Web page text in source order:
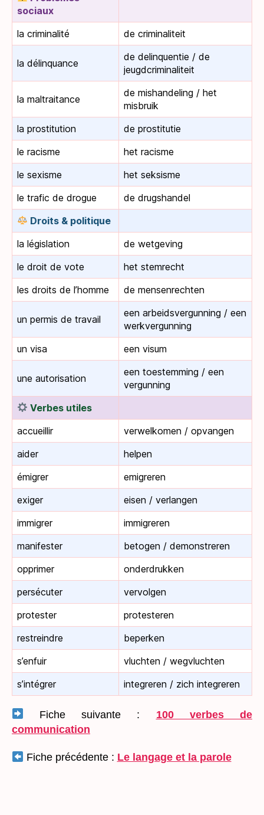
sociaux
la criminalité
de criminaliteit
la délinquance
de delinquentie / de
jeugdcriminaliteit
la maltraitance
de mishandeling / het
misbruik
la prostitution
de prostitutie
le racisme
het racisme
le sexisme
het seksisme
le trafic de drogue
de drugshandel
Droits & politique
la législation
de wetgeving
le droit de vote
het stemrecht
les droits de l’homme
de mensenrechten
un permis de travail
een arbeidsvergunning / een
werkvergunning
un visa
een visum
une autorisation
een toestemming / een
vergunning
Verbes utiles
accueillir
verwelkomen / opvangen
aider
helpen
émigrer
emigreren
exiger
eisen / verlangen
immigrer
immigreren
manifester
betogen / demonstreren
opprimer
onderdrukken
persécuter
vervolgen
protester
protesteren
restreindre
beperken
s’enfuir
vluchten / wegvluchten
s’intégrer
integreren / zich integreren
Fiche suivante : 100 verbes de
communication
Fiche précédente : Le langage et la parole